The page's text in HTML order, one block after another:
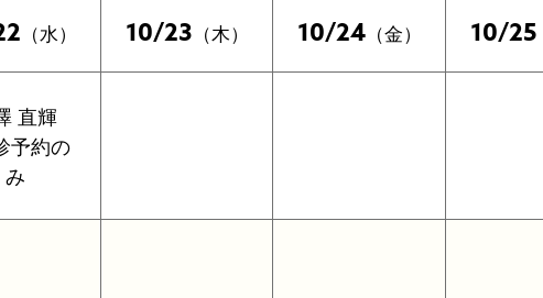
（水） 10/23 （木） 10/24（金） 10/25
直輝
予約の
み